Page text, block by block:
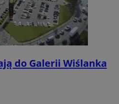
do Galerii Wiślanka